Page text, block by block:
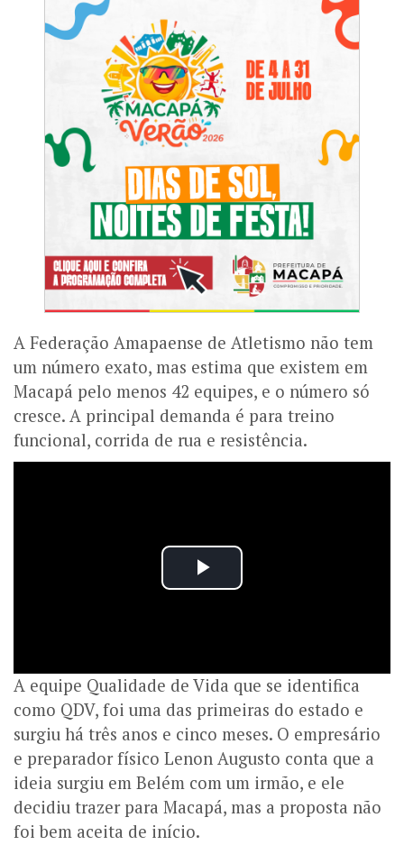
A Federação Amapaense de Atletismo não tem
um número exato, mas estima que existem em
Macapá pelo menos 42 equipes, e o número só
cresce. A principal demanda é para treino
funcional, corrida de rua e resistência.
A equipe Qualidade de Vida que se identifica
como QDV, foi uma das primeiras do estado e
surgiu há três anos e cinco meses. O empresário
e preparador físico Lenon Augusto conta que a
ideia surgiu em Belém com um irmão, e ele
decidiu trazer para Macapá, mas a proposta não
foi bem aceita de início.